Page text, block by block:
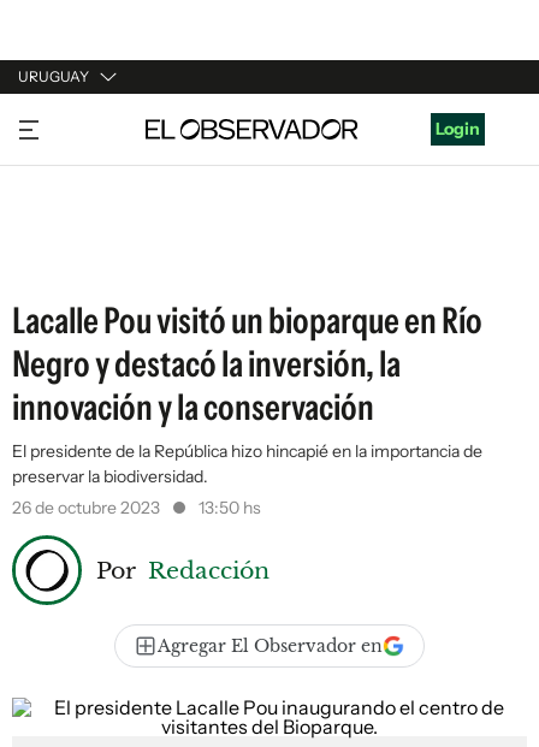
URUGUAY
URUGUAY
ARGENTINA
Login
Lacalle Pou visitó un bioparque en Río
Negro y destacó la inversión, la
innovación y la conservación
El presidente de la República hizo hincapié en la importancia de
preservar la biodiversidad.
26 de octubre 2023
13:50 hs
Por Redacción
Agregar El Observador en